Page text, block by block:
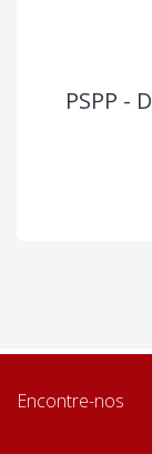
PSPP -
Encontre-nos